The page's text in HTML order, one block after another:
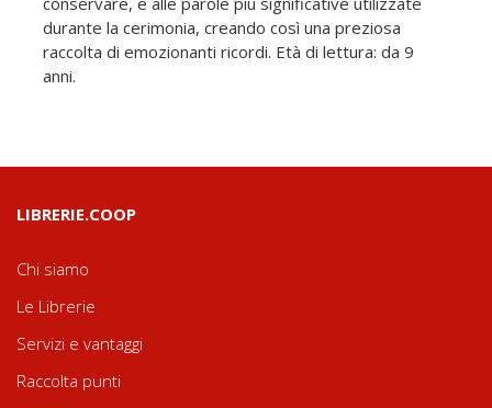
durante la cerimonia, creando così una preziosa
raccolta di emozionanti ricordi. Età di lettura: da 9
anni.
LIBRERIE.COOP
Chi siamo
Le Librerie
Servizi e vantaggi
Raccolta punti